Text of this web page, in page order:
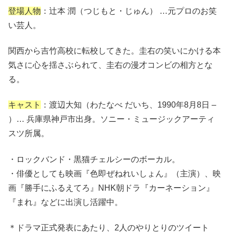
登場人物 ：辻本 潤（つじもと・じゅん） …元プロのお笑
い芸人。
関西から吉竹高校に転校してきた。圭右の笑いにかける本
気さに心を揺さぶられて、圭右の漫才コンビの相方とな
る。
キャスト
：渡辺大知（わたなべ だいち、1990年8月8日 –
）… 兵庫県神戸市出身。ソニー・ミュージックアーティ
スツ所属。
・ロックバンド・黒猫チェルシーのボーカル。
・俳優としても映画『色即ぜねれいしょん』（主演）、映
画『勝手にふるえてろ』NHK朝ドラ『カーネーション』
『まれ』などに出演し活躍中。
＊ドラマ正式発表にあたり、2人のやりとりのツイート